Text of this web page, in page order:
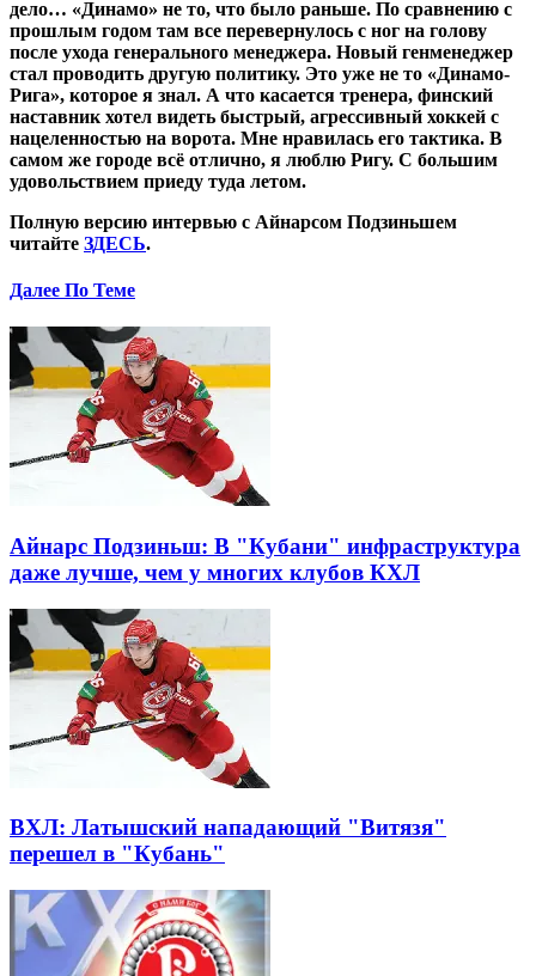
дело… «Динамо» не то, что было раньше. По сравнению с
прошлым годом там все перевернулось с ног на голову
после ухода генерального менеджера. Новый генменеджер
стал проводить другую политику. Это уже не то «Динамо-
Рига», которое я знал. А что касается тренера, финский
наставник хотел видеть быстрый, агрессивный хоккей с
нацеленностью на ворота. Мне нравилась его тактика. В
самом же городе всё отлично, я люблю Ригу. С большим
удовольствием приеду туда летом.
Полную версию интервью с Айнарсом Подзиньшем
читайте ЗДЕСЬ.
Далее По Теме
Айнарс Подзиньш: В "Кубани" инфраструктура
даже лучше, чем у многих клубов КХЛ
ВХЛ: Латышский нападающий "Витязя"
перешел в "Кубань"